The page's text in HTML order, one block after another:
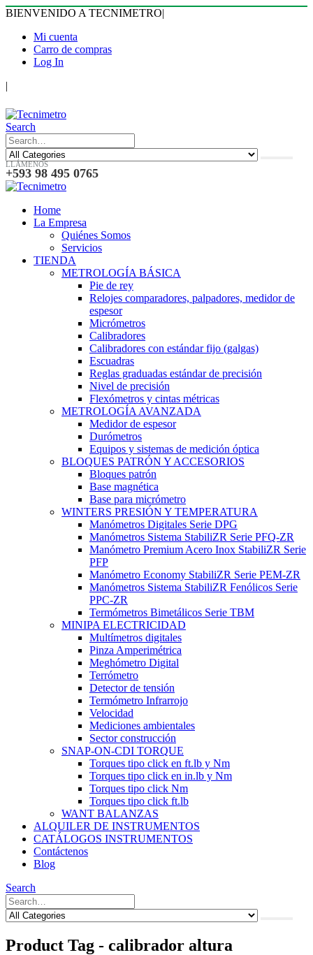
BIENVENIDO A TECNIMETRO|
Mi cuenta
Carro de compras
Log In
|
Search
LLÁMENOS
+593 98 495 0765
Home
La Empresa
Quiénes Somos
Servicios
TIENDA
METROLOGÍA BÁSICA
Pie de rey
Relojes comparadores, palpadores, medidor de
espesor
Micrómetros
Calibradores
Calibradores con estándar fijo (galgas)
Escuadras
Reglas graduadas estándar de precisión
Nivel de precisión
Flexómetros y cintas métricas
METROLOGÍA AVANZADA
Medidor de espesor
Durómetros
Equipos y sistemas de medición óptica
BLOQUES PATRÓN Y ACCESORIOS
Bloques patrón
Base magnética
Base para micrómetro
WINTERS PRESIÓN Y TEMPERATURA
Manómetros Digitales Serie DPG
Manómetros Sistema StabiliZR Serie PFQ-ZR
Manómetro Premium Acero Inox StabiliZR Serie
PFP
Manómetro Economy StabiliZR Serie PEM-ZR
Manómetros Sistema StabiliZR Fenólicos Serie
PPC-ZR
Termómetros Bimetálicos Serie TBM
MINIPA ELECTRICIDAD
Multímetros digitales
Pinza Amperimétrica
Meghómetro Digital
Terrómetro
Detector de tensión
Termómetro Infrarrojo
Velocidad
Mediciones ambientales
Sector construcción
SNAP-ON-CDI TORQUE
Torques tipo click en ft.lb y Nm
Torques tipo click en in.lb y Nm
Torques tipo click Nm
Torques tipo click ft.lb
WANT BALANZAS
ALQUILER DE INSTRUMENTOS
CATÁLOGOS INSTRUMENTOS
Contáctenos
Blog
Search
Product Tag - calibrador altura